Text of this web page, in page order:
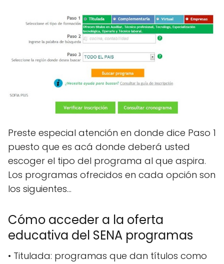
Preste especial atención en donde dice Paso 1
puesto que es acá donde deberá usted
escoger el tipo del programa al que aspira.
Los programas ofrecidos en cada opción son
los siguientes…
Cómo acceder a la oferta
educativa del SENA programas
• Titulada: programas que dan títulos como